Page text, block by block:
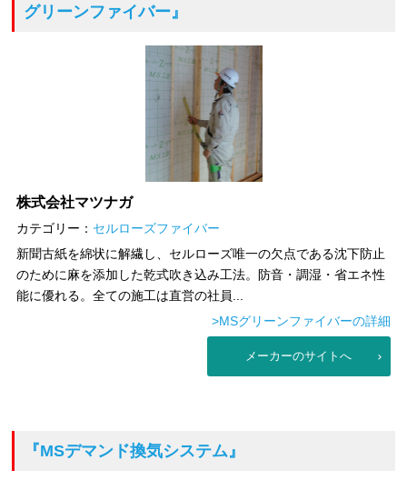
グリーンファイバー』
株式会社マツナガ
カテゴリー： セルローズファイバー
新聞古紙を綿状に解繊し、セルローズ唯一の欠点である沈下防止
のために麻を添加した乾式吹き込み工法。防音・調湿・省エネ性
能に優れる。全ての施工は直営の社員...
>MSグリーンファイバーの詳細
メーカーのサイトへ
『MSデマンド換気システム』